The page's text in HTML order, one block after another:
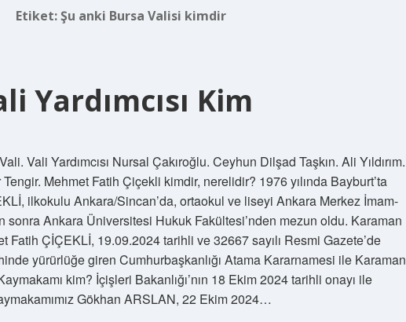
Etiket:Şu anki Bursa Valisi kimdir
Yardımcısı Kim
Vali Yardımcısı Nursal Çakıroğlu. Ceyhun Dilşad Taşkın. Ali Yıldırım.
Mehmet Fatih Çiçekli kimdir, nerelidir? 1976 yılında Bayburt’ta
ilkokulu Ankara/Sincan’da, ortaokul ve liseyi Ankara Merkez İmam-
sonra Ankara Üniversitesi Hukuk Fakültesi’nden mezun oldu. Karaman
Fatih ÇİÇEKLİ, 19.09.2024 tarihli ve 32667 sayılı Resmi Gazete’de
yürürlüğe giren Cumhurbaşkanlığı Atama Kararnamesi ile Karaman
kim? İçişleri Bakanlığı’nın 18 Ekim 2024 tarihli onayı ile
Gökhan ARSLAN, 22 Ekim 2024…